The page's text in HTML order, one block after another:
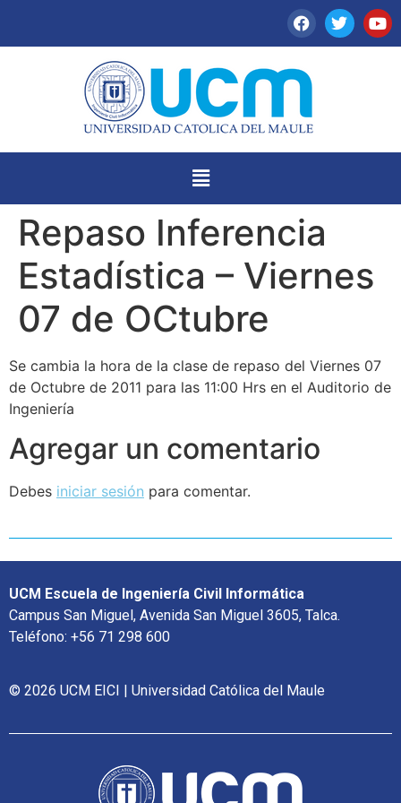
Repaso Inferencia
Estadística – Viernes
07 de OCtubre
Se cambia la hora de la clase de repaso del Viernes 07
de Octubre de 2011 para las 11:00 Hrs en el Auditorio de
Ingeniería
Agregar un comentario
Debes iniciar sesión para comentar.
UCM Escuela de Ingeniería Civil Informática
Campus San Miguel, Avenida San Miguel 3605, Talca.
Teléfono: +56 71 298 600
© 2026 UCM EICI | Universidad Católica del Maule